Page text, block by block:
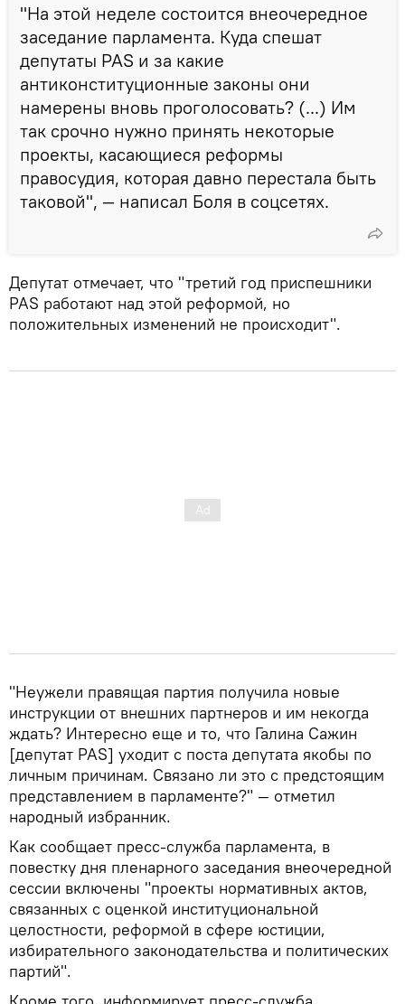
"На этой неделе состоится внеочередное
заседание парламента. Куда спешат
депутаты PAS и за какие
антиконституционные законы они
намерены вновь проголосовать? (...) Им
так срочно нужно принять некоторые
проекты, касающиеся реформы
правосудия, которая давно перестала быть
таковой", — написал Боля в соцсетях.
Депутат отмечает, что "третий год приспешники
PAS работают над этой реформой, но
положительных изменений не происходит".
"Неужели правящая партия получила новые
инструкции от внешних партнеров и им некогда
ждать? Интересно еще и то, что Галина Сажин
[депутат PAS] уходит с поста депутата якобы по
личным причинам. Связано ли это с предстоящим
представлением в парламенте?" — отметил
народный избранник.
Как сообщает пресс-служба парламента, в
повестку дня пленарного заседания внеочередной
сессии включены "проекты нормативных актов,
связанных с оценкой институциональной
целостности, реформой в сфере юстиции,
избирательного законодательства и политических
партий".